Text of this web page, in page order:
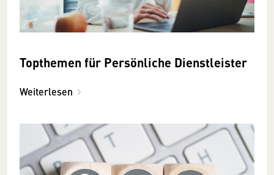
Topthemen für Persönliche Dienstleister
Weiterlesen